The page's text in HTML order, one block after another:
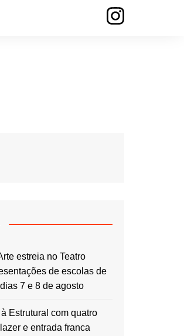
estreia no Teatro
de escolas de
7 e 8 de agosto
Estrutural com quatro
e entrada franca